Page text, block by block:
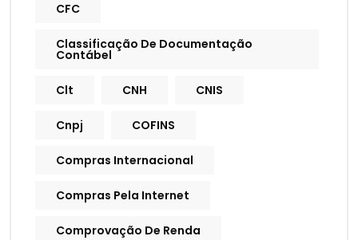
CFC
Classificação De Documentação
Contábel
Clt CNH CNIS
Cnpj COFINS
Compras Internacional
Compras Pela Internet
Comprovação De Renda